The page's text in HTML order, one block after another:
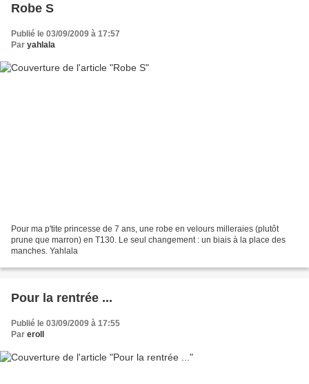
Robe S
Publié le 03/09/2009 à 17:57
Par yahlala
Pour ma p'tite princesse de 7 ans, une robe en velours milleraies (plutôt
prune que marron) en T130. Le seul changement : un biais à la place des
manches. Yahlala
Pour la rentrée ...
Publié le 03/09/2009 à 17:55
Par eroll